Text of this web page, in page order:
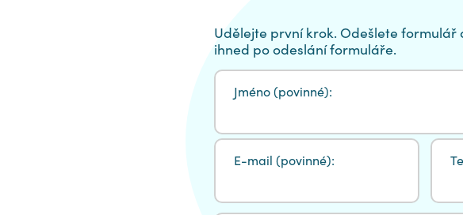
Udělejte první krok. Odešlete formulář
ihned po odeslání formuláře.
Jméno (povinné):
E-mail (povinné):